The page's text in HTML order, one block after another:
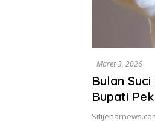
Maret 3, 2026
Bulan
Bupati
Senior